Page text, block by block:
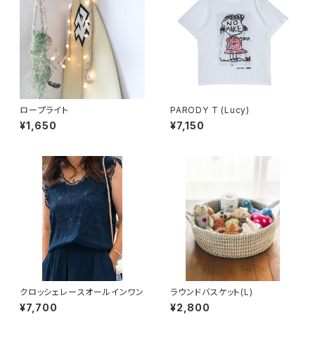
ロープライト
¥1,650
PARODY T (Lucy)
¥7,150
クロッシェレースオールインワン
¥7,700
ラウンドバスケット(L)
¥2,800